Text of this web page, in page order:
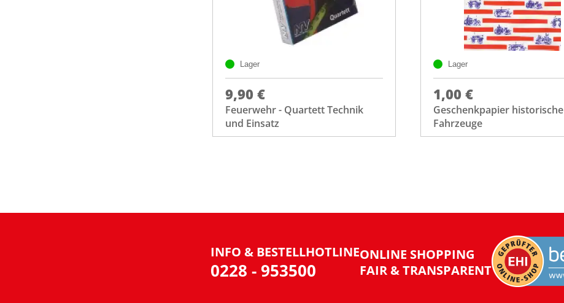
Lager
9,90 €
Feuerwehr - Quartett Technik
und Einsatz
Lager
1,00 €
Geschenkpapier historische
Fahrzeuge
INFO & BESTELLHOTLINE
0228 - 953500
ONLINE SHOPPING
FAIR & TRANSPARENT